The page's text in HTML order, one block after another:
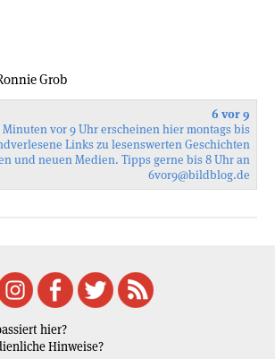
Grob
6 vor 9
Minuten vor 9 Uhr erscheinen hier montags bis
Links zu lesenswerten Geschichten
und neuen Medien. Tipps gerne bis 8 Uhr an
6vor9@bildblog.de
hier?
Hinweise?